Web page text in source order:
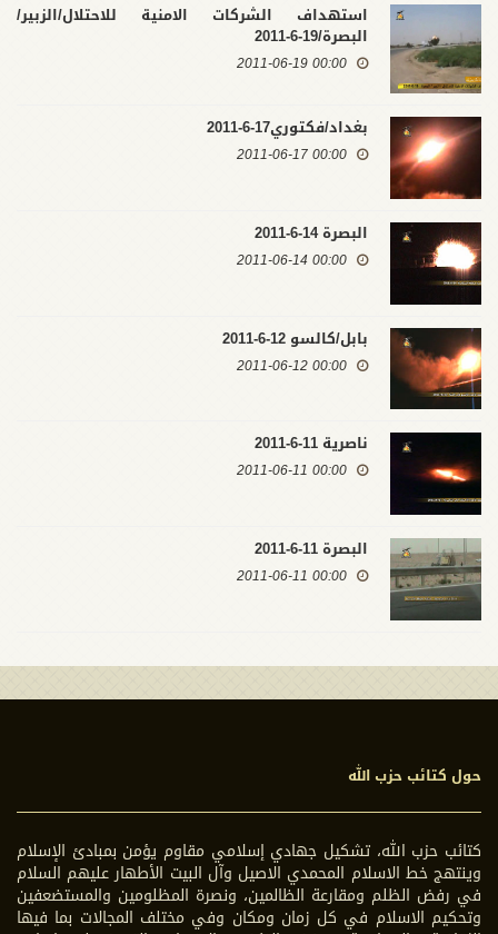
استهداف الشركات الامنية للاحتلال/الزبير/
البصرة/19-6-2011
00:00 2011-06-19
بغداد/فكتوري17-6-2011
00:00 2011-06-17
البصرة 14-6-2011
00:00 2011-06-14
بابل/كالسو 12-6-2011
00:00 2011-06-12
ناصرية 11-6-2011
00:00 2011-06-11
البصرة 11-6-2011
00:00 2011-06-11
حول كتائب حزب الله
كتائب حزب الله، تشكيل جهادي إسلامي مقاوم يؤمن بمبادئ الإسلام
وينتهج خط الاسلام المحمدي الاصيل وآل البيت الأطهار عليهم السلام
في رفض الظلم ومقارعة الظالمين، ونصرة المظلومين والمستضعفين
وتحكيم الاسلام في كل زمان ومكان وفي مختلف المجالات بما فيها